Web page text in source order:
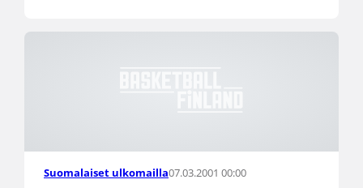
Suomalaiset ulkomailla07.03.2001 00:00